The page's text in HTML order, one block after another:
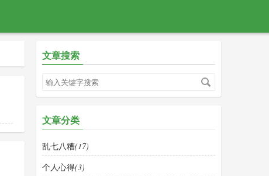
文章搜索
文章分类
乱七八糟(17)
个人心得(3)